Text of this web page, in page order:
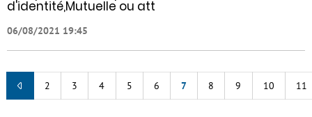
d'identité,Mutuelle ou att
06/08/2021 19:45
2 3 4 5 6 7 8 9 10 11